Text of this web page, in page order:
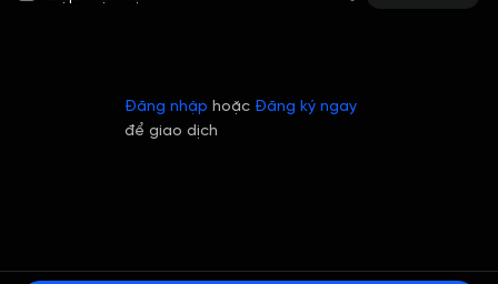
Đăng nhập hoặc Đăng ký ngay
để giao dịch